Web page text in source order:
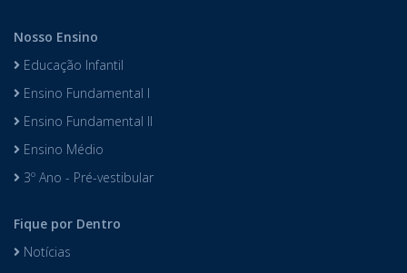
Nosso Ensino
Educação Infantil
Ensino Fundamental I
Ensino Fundamental II
Ensino Médio
3º Ano - Pré-vestibular
Fique por Dentro
Notícias